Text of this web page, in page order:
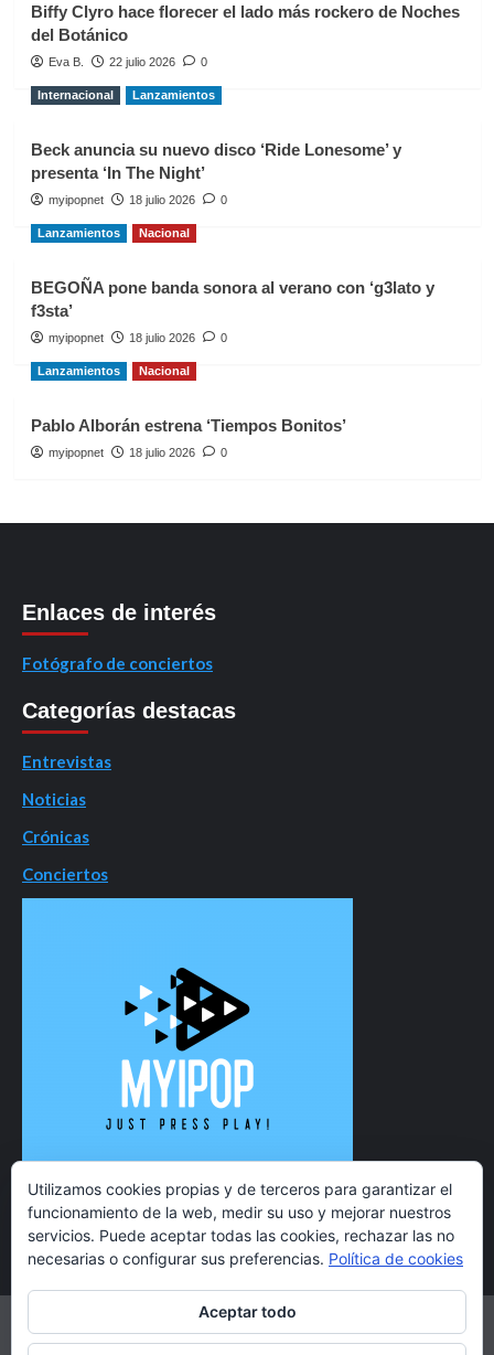
Biffy Clyro hace florecer el lado más rockero de Noches
del Botánico
Eva B. 22 julio 2026 0
Internacional Lanzamientos
Beck anuncia su nuevo disco ‘Ride Lonesome’ y
presenta ‘In The Night’
myipopnet 18 julio 2026 0
Lanzamientos Nacional
BEGOÑA pone banda sonora al verano con ‘g3lato y
f3sta’
myipopnet 18 julio 2026 0
Lanzamientos Nacional
Pablo Alborán estrena ‘Tiempos Bonitos’
myipopnet 18 julio 2026 0
Enlaces de interés
Fotógrafo de conciertos
Categorías destacas
Entrevistas
Noticias
Crónicas
Conciertos
TwitterInstagramFacebookYouTube
Utilizamos cookies propias y de terceros para garantizar el
funcionamiento de la web, medir su uso y mejorar nuestros
servicios. Puede aceptar todas las cookies, rechazar las no
necesarias o configurar sus preferencias. Política de cookies
Aceptar todo